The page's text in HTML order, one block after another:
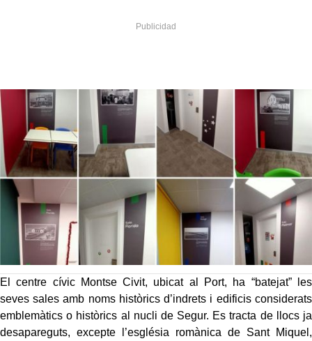
El centre cívic Montse Civit, ubicat al Port, ha “batejat” les
seves sales amb noms històrics d’indrets i edificis considerats
emblemàtics o històrics al nucli de Segur. Es tracta de llocs ja
desapareguts, excepte l’església romànica de Sant Miquel,